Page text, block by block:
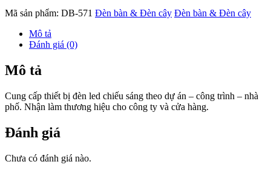
Mã sản phẩm: DB-571 Đèn bàn & Đèn cây Đèn bàn & Đèn cây
Mô tả
Đánh giá (0)
Mô tả
Cung cấp thiết bị đèn led chiếu sáng theo dự án – công trình – nhà
phố. Nhận làm thương hiệu cho công ty và cửa hàng.
Đánh giá
Chưa có đánh giá nào.